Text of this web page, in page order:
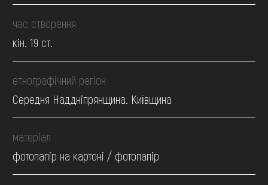
час створення
кін. 19 ст.
етнографічний регіон
Середня Наддніпрянщина. Київщина
матеріал
фотопапір на картоні / фотопапір